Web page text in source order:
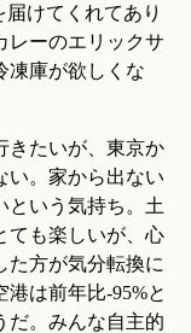
けてくれてあり
レーのエリックサ
凍庫が欲しくな
きたいが、東京か
い。家から出ない
という気持ち。土
ても楽しいが、心
た方が気分転換に
は前年比-95%と
だ。みんな自主的